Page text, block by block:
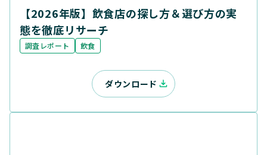
【2026年版】飲食店の探し方＆選び方の実
態を徹底リサーチ
調査レポート 飲食
ダウンロード